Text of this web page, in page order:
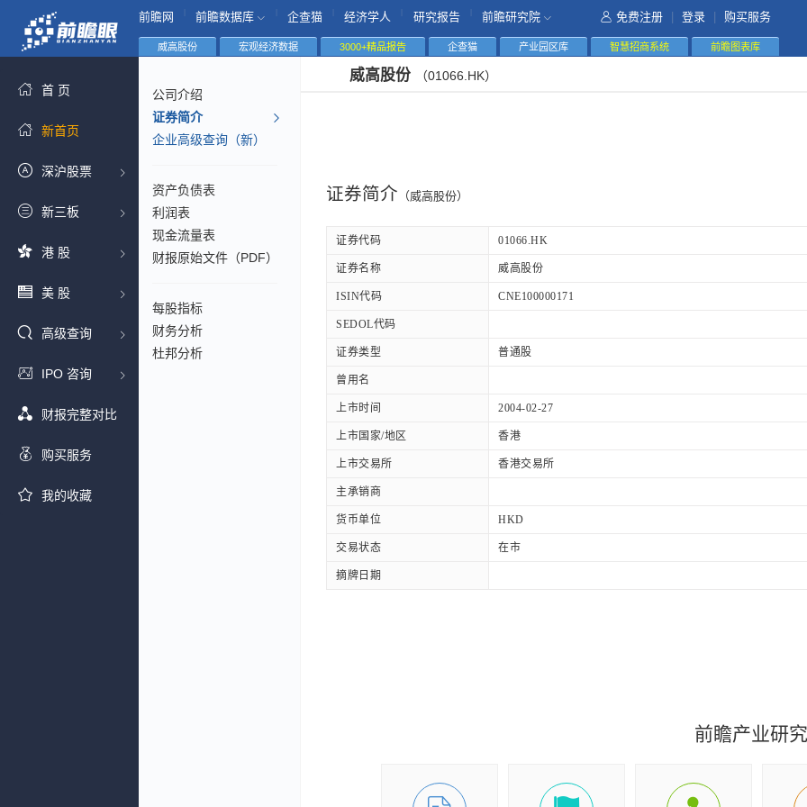
前瞻网 前瞻数据库 企查猫 经济学人 研究报告 前瞻研究院 免费注册 登录 购买服务
首 页
新首页
深沪股票
新三板
港 股
美 股
高级查询
IPO 咨询
财报完整对比
购买服务
我的收藏
威高股份 宏观经济数据 3000+精品报告 企查猫 产业园区库 智慧招商系统 前瞻图表库
公司介绍
证券简介
企业高级查询（新）
资产负债表
利润表
现金流量表
财报原始文件（PDF）
每股指标
财务分析
杜邦分析
威高股份 （01066.HK）
证券简介 （威高股份）
证券代码 01066.HK
证券名称 威高股份
ISIN代码 CNE100000171
SEDOL代码
证券类型 普通股
曾用名
上市时间 2004-02-27
上市国家/地区 香港
上市交易所 香港交易所
主承销商
货币单位 HKD
交易状态 在市
摘牌日期
前瞻产业研